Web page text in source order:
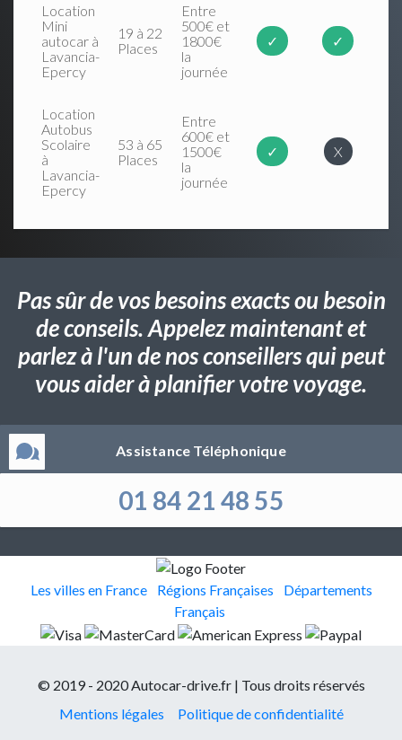
Location
Mini
autocar à
Lavancia-
Epercy
19 à 22
Places
Entre
500€ et
1800€
la
journée
✓ ✓
Location
Autobus
Scolaire
à
Lavancia-
Epercy
53 à 65
Places
Entre
600€ et
1500€
la
journée
✓ X
Pas sûr de vos besoins exacts ou besoin
de conseils. Appelez maintenant et
parlez à l'un de nos conseillers qui peut
vous aider à planifier votre voyage.
Assistance Téléphonique
01 84 21 48 55
Les villes en France Régions Françaises
Départements
Français
© 2019 - 2020 Autocar-drive.fr | Tous droits réservés
Mentions légales
Politique de confidentialité